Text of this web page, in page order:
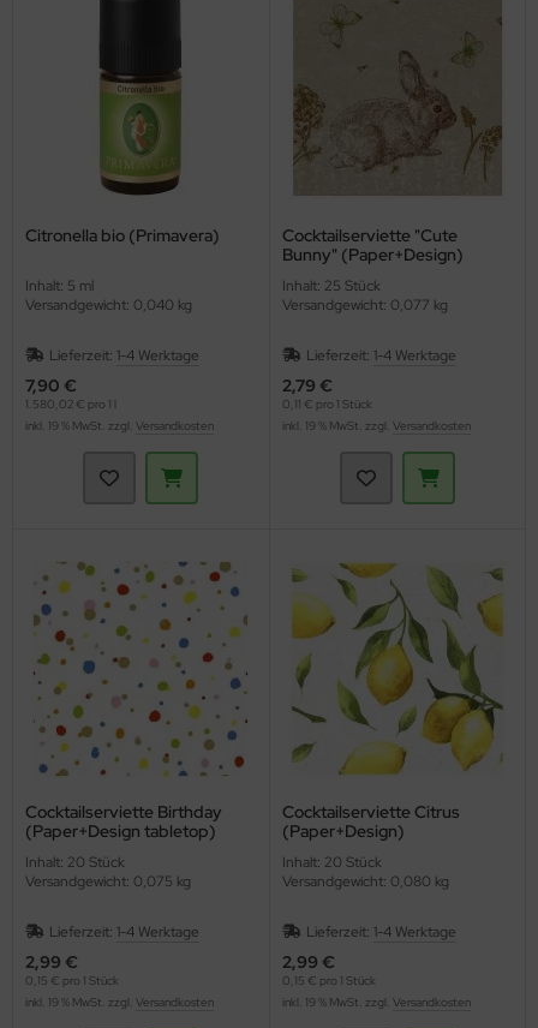
Citronella bio (Primavera)
Inhalt: 5 ml
Versandgewicht: 0,040 kg
Lieferzeit: 1-4 Werktage
7,90 €
1.580,02 € pro 1 l
inkl. 19 % MwSt. zzgl. Versandkosten
Cocktailserviette "Cute
Bunny" (Paper+Design)
Inhalt: 25 Stück
Versandgewicht: 0,077 kg
Lieferzeit: 1-4 Werktage
2,79 €
0,11 € pro 1 Stück
inkl. 19 % MwSt. zzgl. Versandkosten
Cocktailserviette Birthday
(Paper+Design tabletop)
Inhalt: 20 Stück
Versandgewicht: 0,075 kg
Lieferzeit: 1-4 Werktage
2,99 €
0,15 € pro 1 Stück
inkl. 19 % MwSt. zzgl. Versandkosten
Cocktailserviette Citrus
(Paper+Design)
Inhalt: 20 Stück
Versandgewicht: 0,080 kg
Lieferzeit: 1-4 Werktage
2,99 €
0,15 € pro 1 Stück
inkl. 19 % MwSt. zzgl. Versandkosten